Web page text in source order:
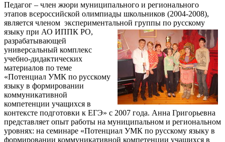
Педагог – член жюри муниципального и регионального
этапов всероссийской олимпиады школьников (2004-2008),
является членом экспериментальной группы по русскому
языку при АО ИППК РО,
разрабатывающей
универсальный комплекс
учебно-дидактических
материалов по теме
«Потенциал УМК по русскому
языку в формировании
коммуникативной
компетенции учащихся в
контексте подготовки к ЕГЭ» с 2007 года. Анна Григорьевна
представляет опыт работы на муниципальном и региональном
уровнях: на семинаре «Потенциал УМК по русскому языку в
формировании коммуникативной компетенции учащихся в